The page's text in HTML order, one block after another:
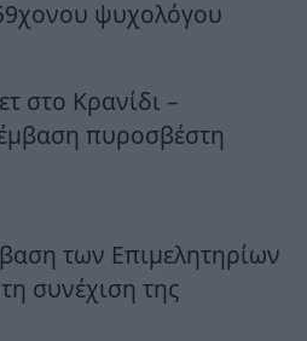
ψυχολόγου
στο Κρανίδι –
πυροσβέστη
των Επιμελητηρίων
συνέχιση της